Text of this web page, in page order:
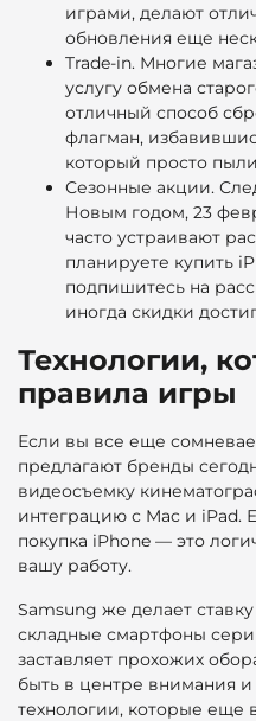
играми, делают
обновления еще
Trade-in. Многие
услугу обмена
отличный способ
флагман,
который просто
Сезонные акции.
Новым годом, 23
часто устраивают
планируете купить
подпишитесь на
иногда скидки
Технологии,
правила игры
Если вы все еще
предлагают бренды
видеосъемку
интеграцию с Mac и iPad.
покупка iPhone — это
вашу работу.
Samsung же делает
складные смартфоны
заставляет прохожих
быть в центре внимания
технологии, которые еще